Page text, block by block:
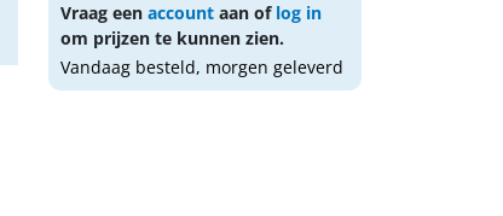
Vraag eenaccount aan of log in
om prijzen te kunnen zien.
Vandaag besteld, morgen geleverd